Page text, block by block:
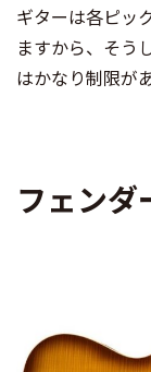
ギターは各ピッ
ますから、そう
はかなり制限が
フェンダ